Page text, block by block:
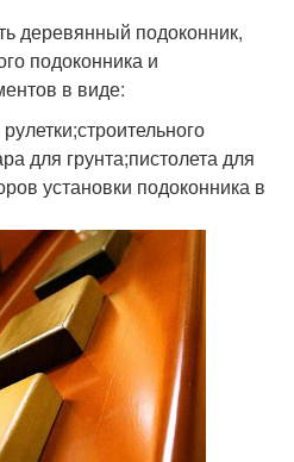
деревянный подоконник,
подоконника и
в виде:
для грунта;пистолета для
установки подоконника в